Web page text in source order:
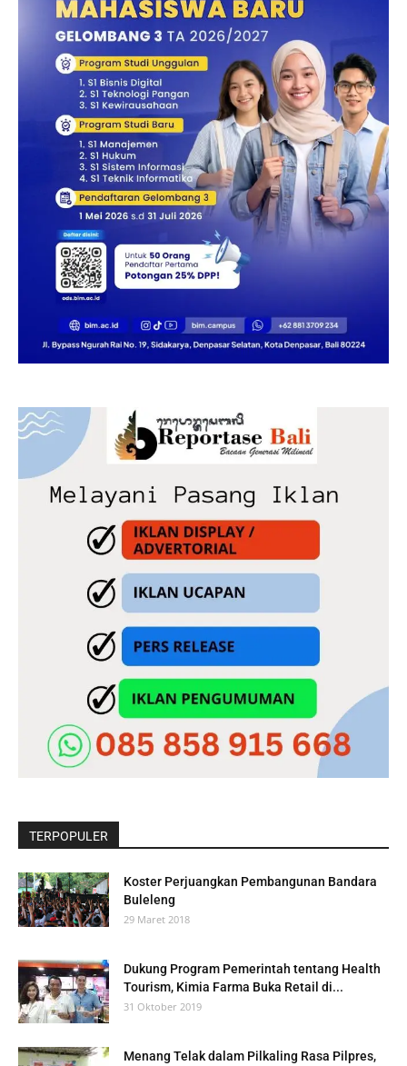
TERPOPULER
Koster Perjuangkan Pembangunan Bandara
Buleleng
29 Maret 2018
Dukung Program Pemerintah tentang Health
Tourism, Kimia Farma Buka Retail di...
31 Oktober 2019
Menang Telak dalam Pilkaling Rasa Pilpres,